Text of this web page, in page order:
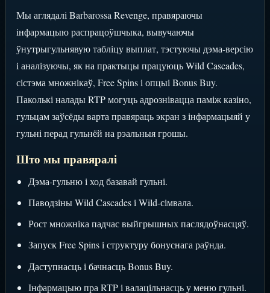
Мы аглядалі Barbarossa Revenge, правяраючы
інфармацыю распрацоўшчыка, вывучаючы
ўнутрыгульнявую табліцу выплат, тэстуючы дэма-версію
і аналізуючы, як на практыцы працуюць Wild Cascades,
сістэма множнікаў, Free Spins і опцыі Bonus Buy.
Паколькі налады RTP могуць адрознівацца паміж казіно,
гульцам заўсёды варта правяраць экран з інфармацыяй у
гульні перад гульнёй на рэальныя грошы.
Што мы правяралі
Дэма-гульню і ход базавай гульні.
Паводзіны Wild Cascades і Wild-сімвала.
Рост множніка падчас выйгрышных паслядоўнасцяў.
Запуск Free Spins і структуру бонуснага раўнда.
Даступнасць і бачнасць Bonus Buy.
Інфармацыю пра RTP і валацільнасць у меню гульні.